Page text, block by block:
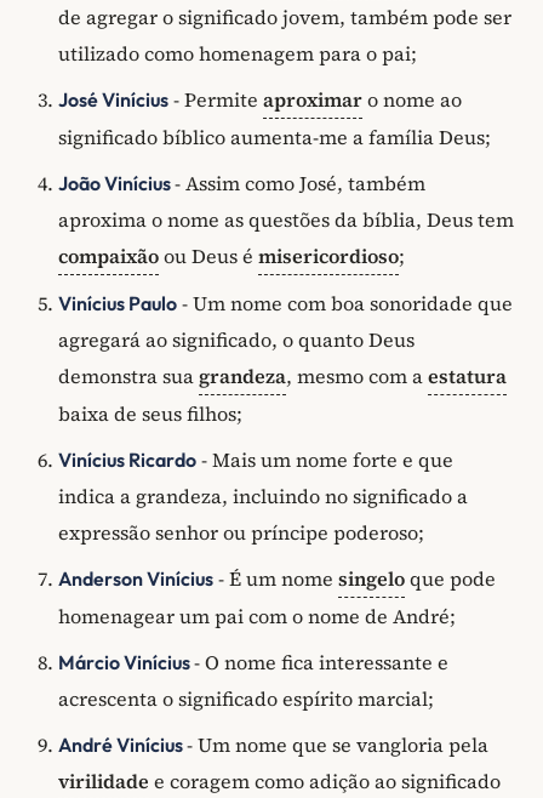
de agregar o significado jovem, também pode ser
utilizado como homenagem para o pai;
José Vinícius - Permite aproximaro nome ao
significado bíblico aumenta-me a família Deus;
João Vinícius- Assim como José, também
aproxima o nome as questões da bíblia, Deus tem
compaixãoou Deus é misericordioso;
Vinícius Paulo - Um nome com boa sonoridade que
agregará ao significado, o quanto Deus
demonstra suagrandeza, mesmo com aestatura
baixa de seus filhos;
Vinícius Ricardo - Mais um nome forte e que
indica a grandeza, incluindo no significado a
expressão senhor ou príncipe poderoso;
Anderson Vinícius - É um nome singeloque pode
homenagear um pai com o nome de André;
Márcio Vinícius- O nome fica interessante e
acrescenta o significado espírito marcial;
André Vinícius- Um nome que se vangloria pela
virilidade e coragem como adição ao significado